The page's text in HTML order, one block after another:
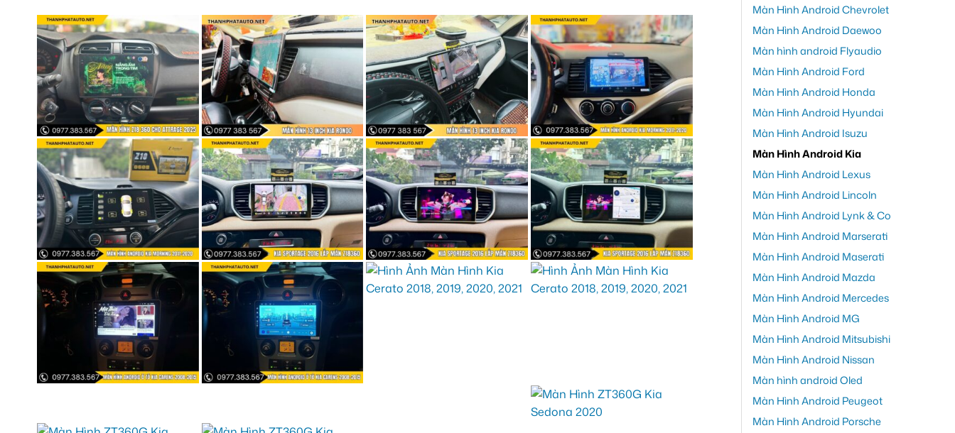
Màn Hình Android Chevrolet
Màn Hình Android Daewoo
Màn hình android Flyaudio
Màn Hình Android Ford
Màn Hình Android Honda
Màn Hình Android Hyundai
Màn Hình Android Isuzu
Màn Hình Android Kia
Màn Hình Android Lexus
Màn Hình Android Lincoln
Màn Hình Android Lynk & Co
Màn Hình Android Marserati
Màn Hình Android Maserati
Màn Hình Android Mazda
Màn Hình Android Mercedes
Màn Hình Android MG
Màn Hình Android Mitsubishi
Màn Hình Android Nissan
Màn hình android Oled
Màn Hình Android Peugeot
Màn Hình Android Porsche